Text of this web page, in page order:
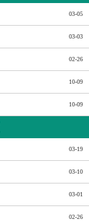
03-05
03-03
02-26
10-09
10-09
03-19
03-10
03-01
02-26